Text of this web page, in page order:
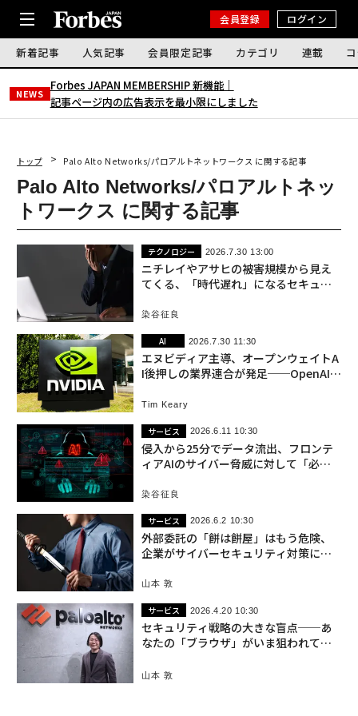
会員登録 ログイン
新着記事 人気記事 会員限定記事 カテゴリ 連載
NEWS
Forbes JAPAN MEMBERSHIP 新機能｜
記事ページ内の広告表示を最小限にしました
トップ Palo Alto Networks/パロアルトネットワークス に関する記事
Palo Alto Networks/パロアルトネッ
トワークス に関する記事
テクノロジー 2026.7.30 13:00
ニチレイやアサヒの被害規模から見え
てくる、「時代遅れ」になるセキュリ
染谷征良
AI 2026.7.30 11:30
エヌビディア主導、オープンウェイトA
I後押しの業界連合が発足──OpenAIモ
Tim Keary
サービス 2026.6.11 10:30
侵入から25分でデータ流出、フロンテ
ィアAIのサイバー脅威に対して「必要
染谷征良
サービス 2026.6.2 10:30
外部委託の「餅は餅屋」はもう危険、
企業がサイバーセキュリティ対策に自
山本 敦
サービス 2026.4.20 10:30
セキュリティ戦略の大きな盲点──あ
なたの「ブラウザ」がいま狙われてい
山本 敦